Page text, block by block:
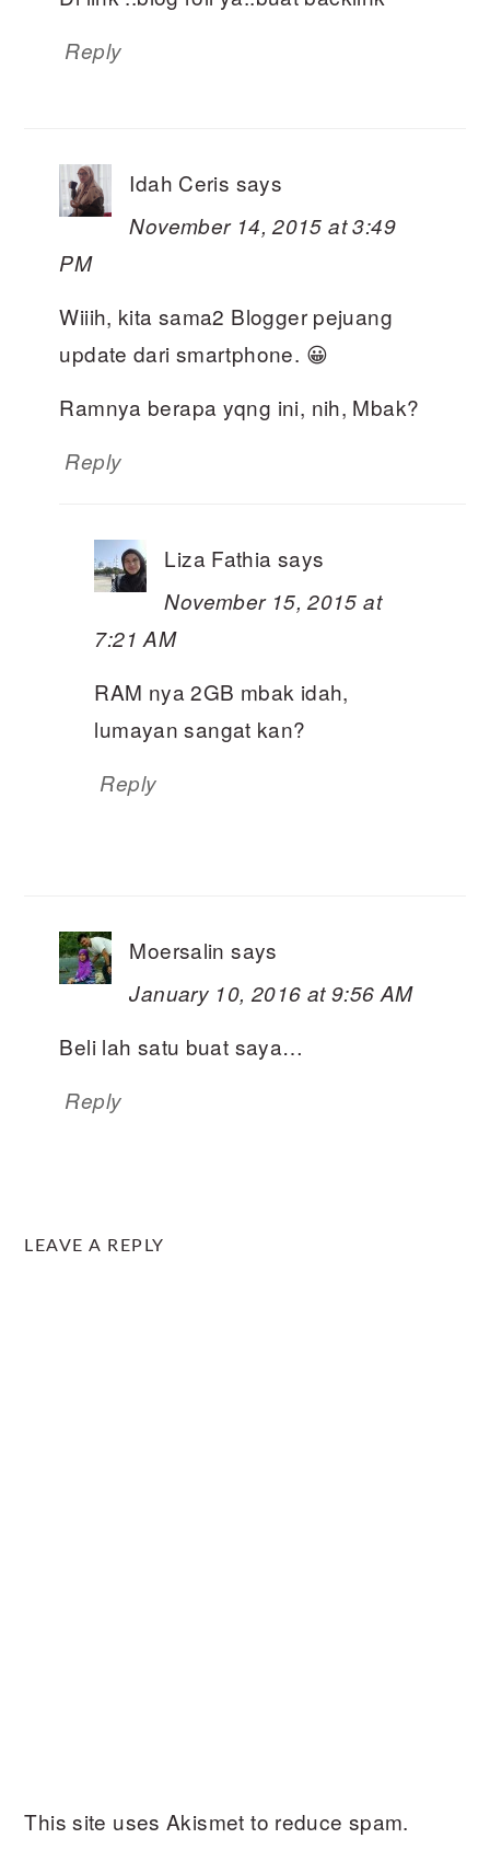
Reply
Idah Ceris says
November 14, 2015 at 3:49
PM
Wiiih, kita sama2 Blogger pejuang
update dari smartphone. 😀
Ramnya berapa yqng ini, nih, Mbak?
Reply
Liza Fathia says
November 15, 2015 at
7:21 AM
RAM nya 2GB mbak idah,
lumayan sangat kan?
Reply
Moersalin says
January 10, 2016 at 9:56 AM
Beli lah satu buat saya…
Reply
LEAVE A REPLY
This site uses Akismet to reduce spam.